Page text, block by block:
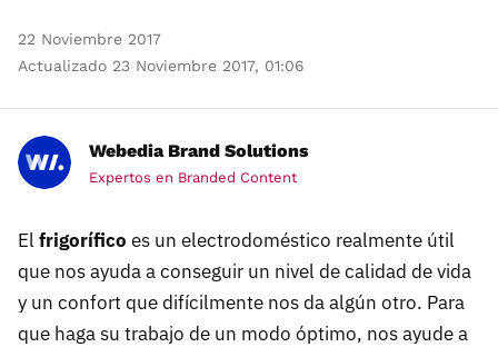
22 Noviembre 2017
Actualizado 23 Noviembre 2017, 01:06
Webedia Brand Solutions
Expertos en Branded Content
El frigorífico es un electrodoméstico realmente útil
que nos ayuda a conseguir un nivel de calidad de vida
y un confort que difícilmente nos da algún otro. Para
que haga su trabajo de un modo óptimo, nos ayude a